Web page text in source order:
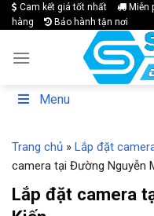
Skip
to
Cam kết giá tốt nhất Miễn
hàng
Bảo hành tận nơi
Menu
Trang chủ » Lắp đặt
camera tại Đường Nguyễn
Lắp đặt camera